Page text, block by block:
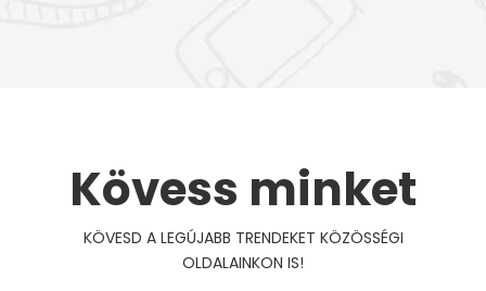
Kövess minket
KÖVESD A LEGÚJABB TRENDEKET KÖZÖSSÉGI
OLDALAINKON IS!